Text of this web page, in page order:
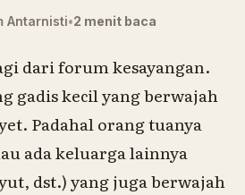
Antarnisti 2 menit baca
dari forum kesayangan.
gadis kecil yang berwajah
Padahal orang tuanya
ada keluarga lainnya
dst.) yang juga berwajah